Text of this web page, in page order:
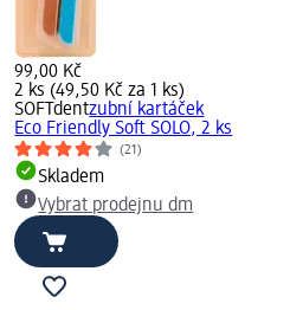
99,00 Kč
2 ks (49,50 Kč za 1 ks)
SOFTdentzubní kartáček
Eco Friendly Soft SOLO, 2 ks
(21)
Skladem
Vybrat prodejnu dm